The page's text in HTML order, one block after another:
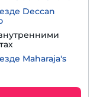
Deccan
Maharaja's